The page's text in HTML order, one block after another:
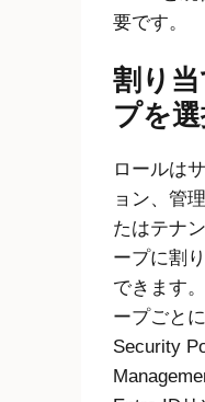
要です。
割り
プを
ロールは
ョン、管
たはテナ
ープに割
できます
ープごと
Security